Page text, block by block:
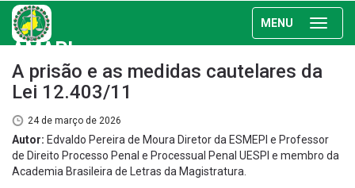
MENU
AMAPI
A prisão e as medidas cautelares da
Lei 12.403/11
24 de março de 2026
Autor: Edvaldo Pereira de Moura Diretor da ESMEPI e Professor
de Direito Processo Penal e Processual Penal UESPI e membro da
Academia Brasileira de Letras da Magistratura.